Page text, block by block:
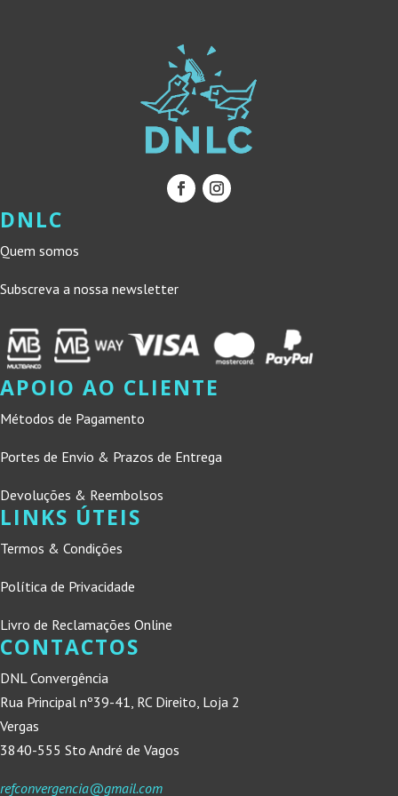
DNLC
Quem somos
Subscreva a nossa newsletter
APOIO AO CLIENTE
Métodos de Pagamento
Portes de Envio & Prazos de Entrega
Devoluções & Reembolsos
LINKS ÚTEIS
Termos & Condições
Política de Privacidade
Livro de Reclamações Online
CONTACTOS
DNL Convergência
Rua Principal nº39-41, RC Direito, Loja 2
Vergas
3840-555 Sto André de Vagos
refconvergencia@gmail.com